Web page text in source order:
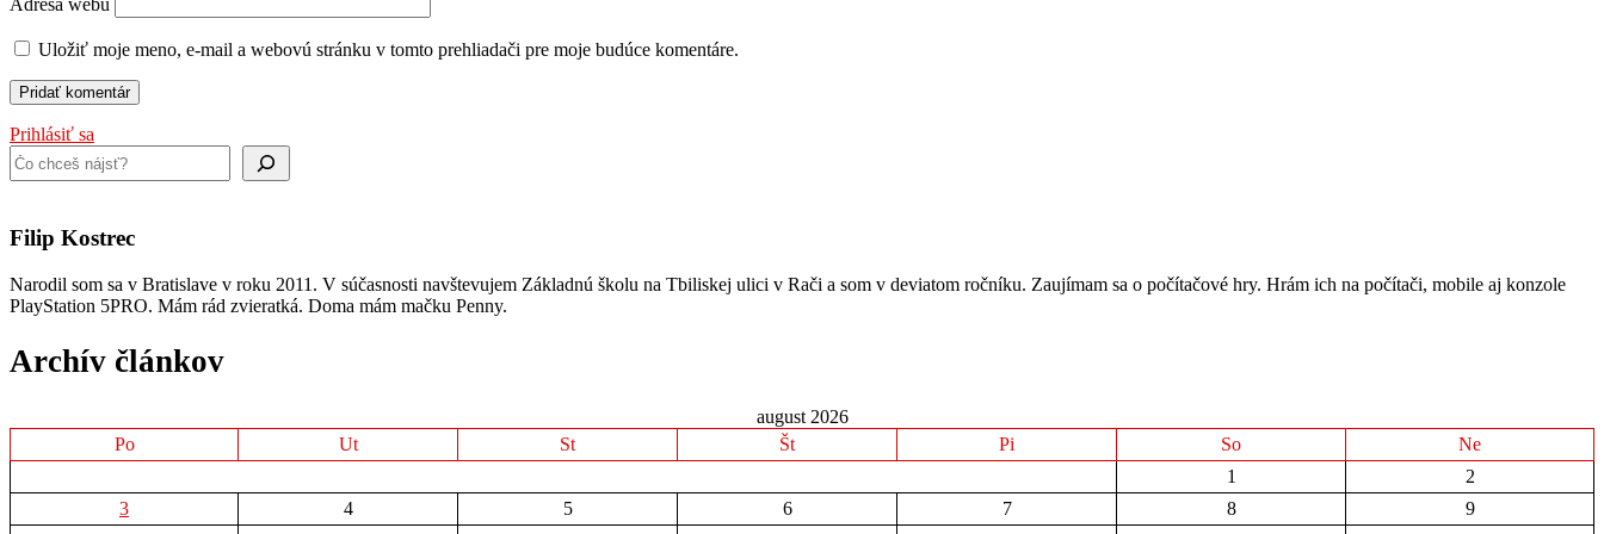
Adresa webu
Uložiť moje meno, e-mail a webovú stránku v tomto prehliadači pre moje budúce komentáre.
Prihlásiť sa
Hľadať
Filip Kostrec
Narodil som sa v Bratislave v roku 2011. V súčasnosti navštevujem Základnú školu na Tbiliskej ulici v Rači a som v deviatom ročníku. Zaujímam sa o počítačové hry. Hrám ich na počítači, mobile aj konzole
PlayStation 5PRO. Mám rád zvieratká. Doma mám mačku Penny.
Archív článkov
august 2026
Po
Ut St Št Pi So
Ne
1
2
3
4 5 6 7 8
9